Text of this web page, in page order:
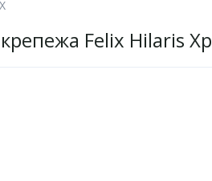
Felix Hilaris